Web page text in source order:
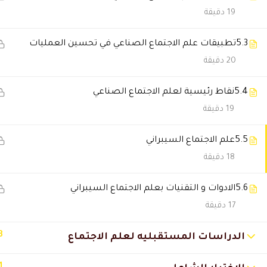
19 دقيقة
5.3تطبيقات علم الاجتماع الصناعي في تحسين العمليات
20 دقيقة
5.4نقاط رئيسية لعلم الاجتماع الصناعي
19 دقيقة
5.5علم الاجتماع السيبراني
18 دقيقة
5.6الادوات و التقنيات بعلم الاجتماع السيبراني
17 دقيقة
الدراسات المستقبليه لعلم الاجتماع
استلمت شهاداتي واسف لتخوفي
🔔 اترك رأيك بعد الدراسة